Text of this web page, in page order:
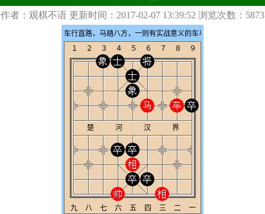
作者：观棋不语 更新时间：2017-02-07 13:39:52 浏览次数：5873